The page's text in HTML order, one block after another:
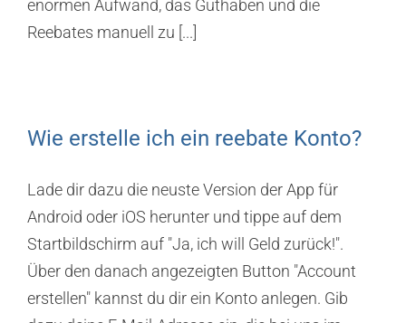
enormen Aufwand, das Guthaben und die
Reebates manuell zu [...]
Wie erstelle ich ein reebate Konto?
Lade dir dazu die neuste Version der App für
Android oder iOS herunter und tippe auf dem
Startbildschirm auf "Ja, ich will Geld zurück!".
Über den danach angezeigten Button "Account
erstellen" kannst du dir ein Konto anlegen. Gib